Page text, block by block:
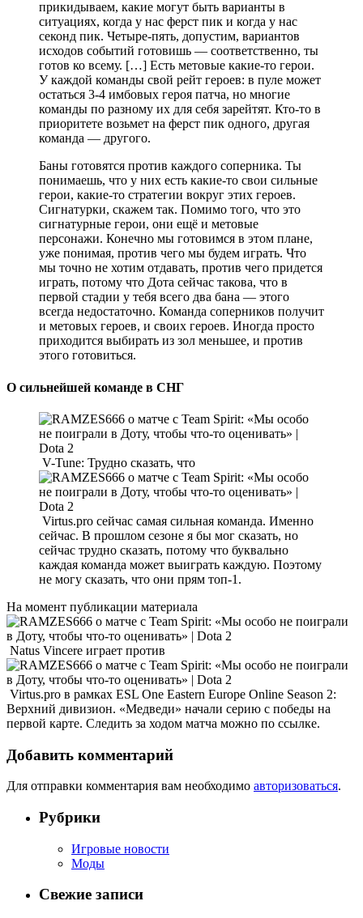
прикидываем, какие могут быть варианты в
ситуациях, когда у нас ферст пик и когда у нас
секонд пик. Четыре-пять, допустим, вариантов
исходов событий готовишь — соответственно, ты
готов ко всему. […] Есть метовые какие-то герои.
У каждой команды свой рейт героев: в пуле может
остаться 3-4 имбовых героя патча, но многие
команды по разному их для себя зарейтят. Кто-то в
приоритете возьмет на ферст пик одного, другая
команда — другого.
Баны готовятся против каждого соперника. Ты
понимаешь, что у них есть какие-то свои сильные
герои, какие-то стратегии вокруг этих героев.
Сигнатурки, скажем так. Помимо того, что это
сигнатурные герои, они ещё и метовые
персонажи. Конечно мы готовимся в этом плане,
уже понимая, против чего мы будем играть. Что
мы точно не хотим отдавать, против чего придется
играть, потому что Дота сейчас такова, что в
первой стадии у тебя всего два бана — этого
всегда недостаточно. Команда соперников получит
и метовых героев, и своих героев. Иногда просто
приходится выбирать из зол меньшее, и против
этого готовиться.
О сильнейшей команде в СНГ
V-Tune: Трудно сказать, что
Virtus.pro сейчас самая сильная команда. Именно
сейчас. В прошлом сезоне я бы мог сказать, но
сейчас трудно сказать, потому что буквально
каждая команда может выиграть каждую. Поэтому
не могу сказать, что они прям топ-1.
На момент публикации материала
Natus Vincere играет против
Virtus.pro в рамках ESL One Eastern Europe Online Season 2:
Верхний дивизион. «Медведи» начали серию с победы на
первой карте. Следить за ходом матча можно по ссылке.
Добавить комментарий
Для отправки комментария вам необходимо авторизоваться.
Рубрики
Игровые новости
Моды
Свежие записи